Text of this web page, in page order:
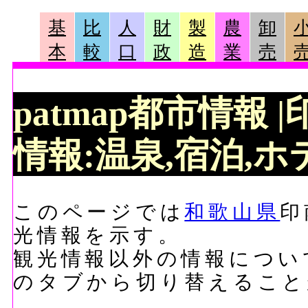
基
本
比
較
人
口
財
政
製
造
農
業
卸
売
patmap都市情報 |
情報:温泉,宿泊,ホ
このページでは和歌山県
光情報を示す。
観光情報以外の情報につ
のタブから切り替えるこ